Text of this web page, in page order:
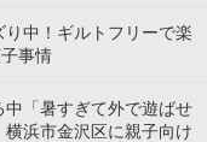
中！ギルトフリーで楽
事情
「暑すぎて外で遊ばせ
浜市金沢区に親子向け